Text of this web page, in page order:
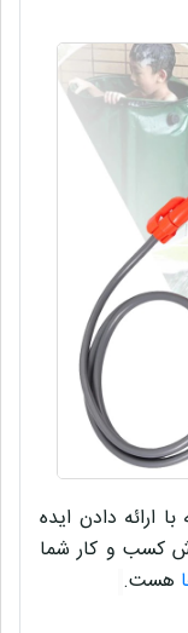
ارائه دادن ایده
کسب و کارشما
هست.